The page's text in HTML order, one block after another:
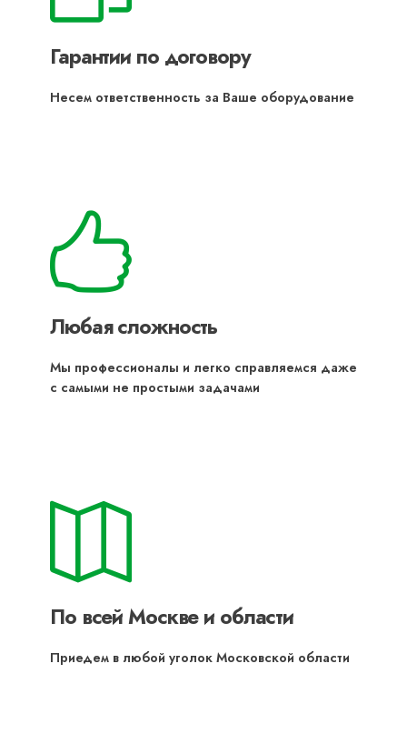
Гарантии по договору
Несем ответственность за Ваше оборудование
Любая сложность
Мы профессионалы и легко справляемся даже
с самыми не простыми задачами
По всей Москве и области
Приедем в любой уголок Московской области